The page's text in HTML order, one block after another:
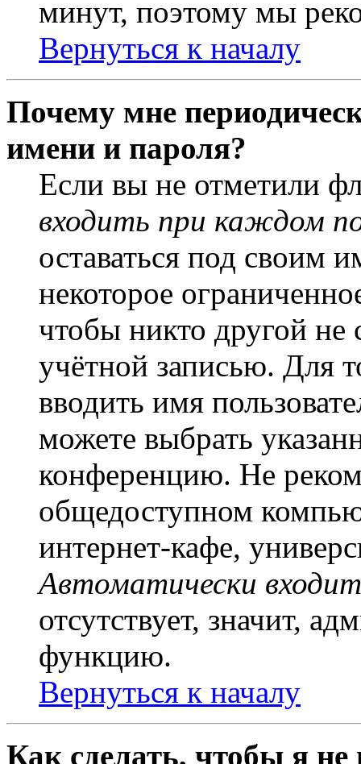
минут, поэтому мы
Вернуться к началу
Почему мне
имени и пароля?
Если вы не отметили
входить при каждом
оставаться под своим
некоторое
чтобы никто другой не
учётной записью. Для
вводить имя
можете выбрать
конференцию. Не
общедоступном
интернет-кафе,
Автоматически
отсутствует, значит,
функцию.
Вернуться к началу
Как сделать, чтобы я